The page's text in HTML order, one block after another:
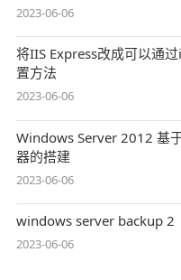
2023-06-06
将IIS Express改成可以通
置方法
2023-06-06
Windows Server 2012 基
器的搭建
2023-06-06
windows server backup 2
2023-06-06